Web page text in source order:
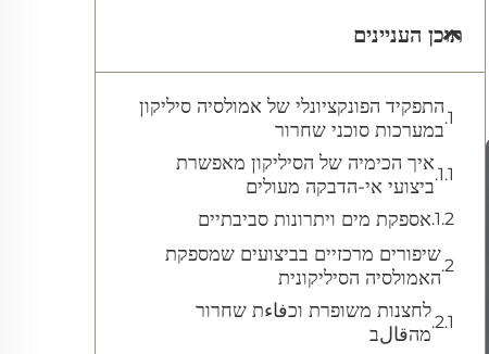
תוכן העניינים
התפקיד הפונקציונלי של אמולסיה סיליקון
במערכות סוכני שחרור
איך הכימיה של הסיליקון מאפשרת
ביצועי אי-הדבקה מעולים
אספקת מים ויתרונות סביבתיים
שיפורים מרכזיים בביצועים שמספקת
האמולסיה הסיליקונית
לחצנות משופרת וכفاءת שחרור
מהقالב